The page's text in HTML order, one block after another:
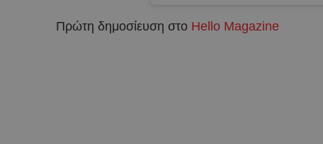
Πρώτη δημοσίευση στο Hello Magazine